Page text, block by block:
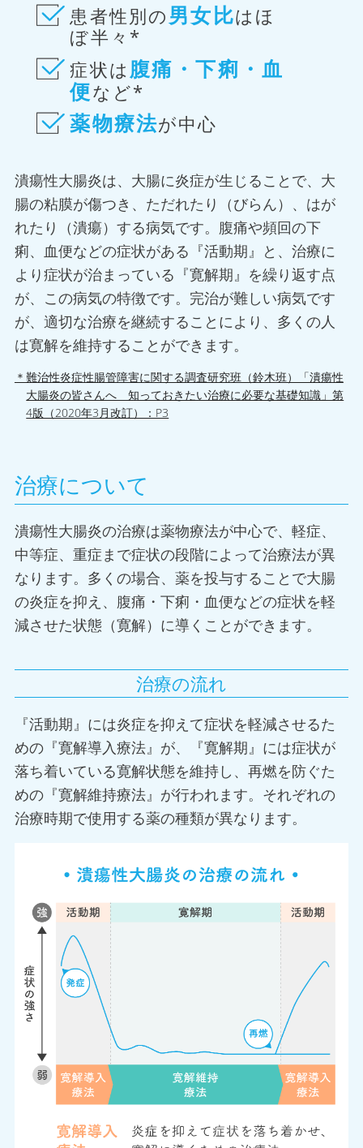
患者性別の男女比はほ
ぼ半々*
症状は 腹痛・下痢・血
便など*
薬物療法が中心
潰瘍性大腸炎は、大腸に炎症が生じることで、大
腸の粘膜が傷つき、ただれたり（びらん）、はが
れたり（潰瘍）する病気です。腹痛や頻回の下
痢、血便などの症状がある『活動期』と、治療に
より症状が治まっている『寛解期』を繰り返す点
が、この病気の特徴です。完治が難しい病気です
が、適切な治療を継続することにより、多くの人
は寛解を維持することができます。
＊難治性炎症性腸管障害に関する調査研究班（鈴木班）「潰瘍性
大腸炎の皆さんへ 知っておきたい治療に必要な基礎知識」第
4版（2020年3月改訂）：P3
治療について
潰瘍性大腸炎の治療は薬物療法が中心で、軽症、
中等症、重症まで症状の段階によって治療法が異
なります。多くの場合、薬を投与することで大腸
の炎症を抑え、腹痛・下痢・血便などの症状を軽
減させた状態（寛解）に導くことができます。
治療の流れ
『活動期』には炎症を抑えて症状を軽減させるた
めの『寛解導入療法』が、『寛解期』には症状が
落ち着いている寛解状態を維持し、再燃を防ぐた
めの『寛解維持療法』が行われます。それぞれの
治療時期で使用する薬の種類が異なります。